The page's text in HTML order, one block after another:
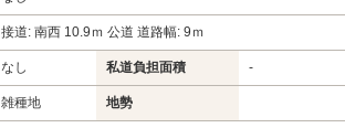
接道: 南西 10.9ｍ 公道 道路幅: 9ｍ
なし 私道負担面積 -
雑種地 地勢